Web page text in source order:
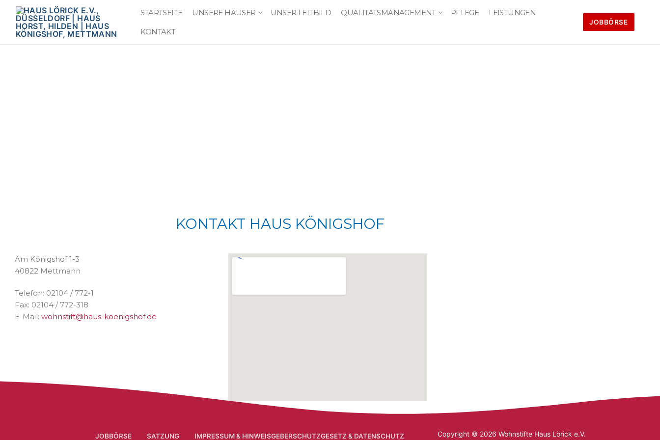
STARTSEITE UNSERE HÄUSER UNSER LEITBILD QUALITÄTSMANAGEMENT PFLEGE LEISTUNGEN
KONTAKT
JOBBÖRSE
KONTAKT HAUS KÖNIGSHOF
Am Königshof 1-3
40822 Mettmann
Telefon: 02104 / 772-1
Fax: 02104 / 772-318
E-Mail: wohnstift@haus-koenigshof.de
JOBBÖRSE SATZUNG IMPRESSUM & HINWEISGEBERSCHUTZGESETZ & DATENSCHUTZ Copyright © 2026 Wohnstifte Haus Lörick e.V.